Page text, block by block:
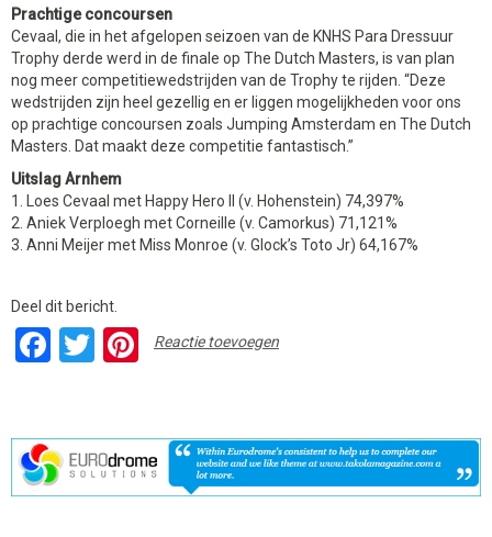
Prachtige concoursen
Cevaal, die in het afgelopen seizoen van de KNHS Para Dressuur
Trophy derde werd in de finale op The Dutch Masters, is van plan
nog meer competitiewedstrijden van de Trophy te rijden. “Deze
wedstrijden zijn heel gezellig en er liggen mogelijkheden voor ons
op prachtige concoursen zoals Jumping Amsterdam en The Dutch
Masters. Dat maakt deze competitie fantastisch.”
Uitslag Arnhem
1. Loes Cevaal met Happy Hero II (v. Hohenstein) 74,397%
2. Aniek Verploegh met Corneille (v. Camorkus) 71,121%
3. Anni Meijer met Miss Monroe (v. Glock’s Toto Jr) 64,167%
Deel dit bericht.
Facebook
TwitterPinterest
Reactie toevoegen